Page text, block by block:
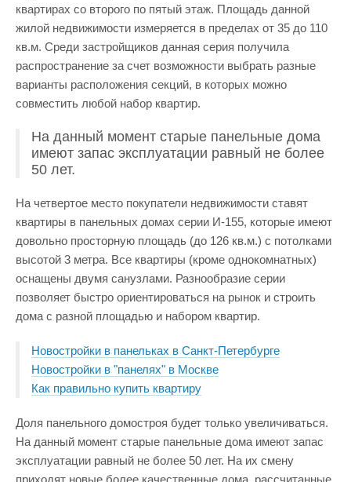
квартирах со второго по пятый этаж. Площадь данной
жилой недвижимости измеряется в пределах от 35 до 110
кв.м. Среди застройщиков данная серия получила
распространение за счет возможности выбрать разные
варианты расположения секций, в которых можно
совместить любой набор квартир.
На данный момент старые панельные дома
имеют запас эксплуатации равный не более
50 лет.
На четвертое место покупатели недвижимости ставят
квартиры в панельных домах серии И-155, которые имеют
довольно просторную площадь (до 126 кв.м.) с потолками
высотой 3 метра. Все квартиры (кроме однокомнатных)
оснащены двумя санузлами. Разнообразие серии
позволяет быстро ориентироваться на рынок и строить
дома с разной площадью и набором квартир.
Новостройки в панельках в Санкт-Петербурге
Новостройки в "панелях" в Москве
Как правильно купить квартиру
Доля панельного домостроя будет только увеличиваться.
На данный момент старые панельные дома имеют запас
эксплуатации равный не более 50 лет. На их смену
приходят новые более качественные дома, рассчитанные